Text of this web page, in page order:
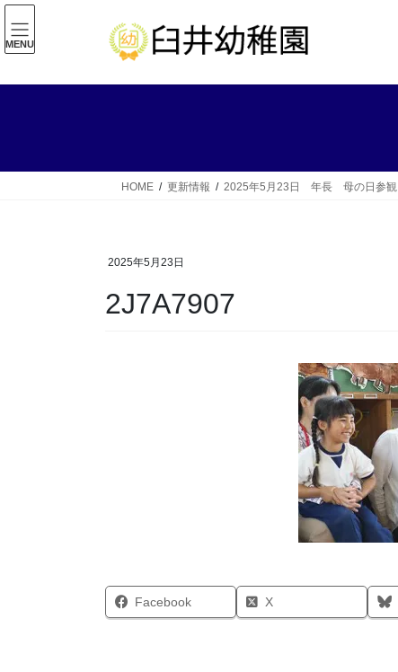
コ
ン
テ
ナ
ビ
ゲ
HOME 更新情報 2025年5月23日 年長 母の日参観
2025年5月23日
2J7A7907
Facebook X
MENU